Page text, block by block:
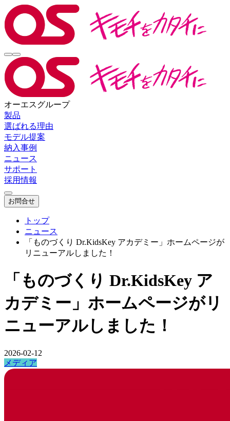
オーエスグループ
製品
選ばれる理由
モデル提案
納入事例
ニュース
サポート
採用情報
お問合せ
トップ
ニュース
「ものづくり Dr.KidsKey アカデミー」ホームページが
リニューアルしました！
「ものづくり Dr.KidsKey ア
カデミー」ホームページがリ
ニューアルしました！
2026-02-12
メディア